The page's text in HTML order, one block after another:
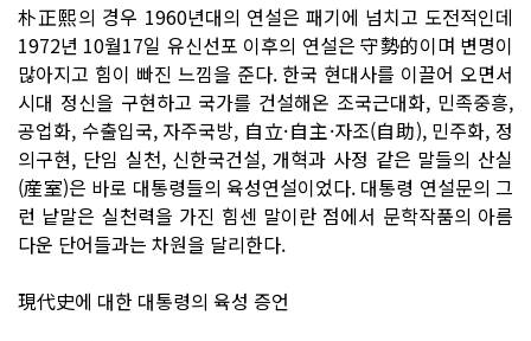
朴正熙의 경우 1960년대의 연설은 패기에 넘치고 도전적인데
1972년 10월17일 유신선포 이후의 연설은 守勢的이며 변명이
많아지고 힘이 빠진 느낌을 준다. 한국 현대사를 이끌어 오면서
시대 정신을 구현하고 국가를 건설해온 조국근대화, 민족중흥,
공업화, 수출입국, 자주국방, 自立·自主·자조(自助), 민주화, 정
의구현, 단임 실천, 신한국건설, 개혁과 사정 같은 말들의 산실
(産室)은 바로 대통령들의 육성연설이었다. 대통령 연설문의 그
런 낱말은 실천력을 가진 힘센 말이란 점에서 문학작품의 아름
다운 단어들과는 차원을 달리한다.
現代史에 대한 대통령의 육성 증언